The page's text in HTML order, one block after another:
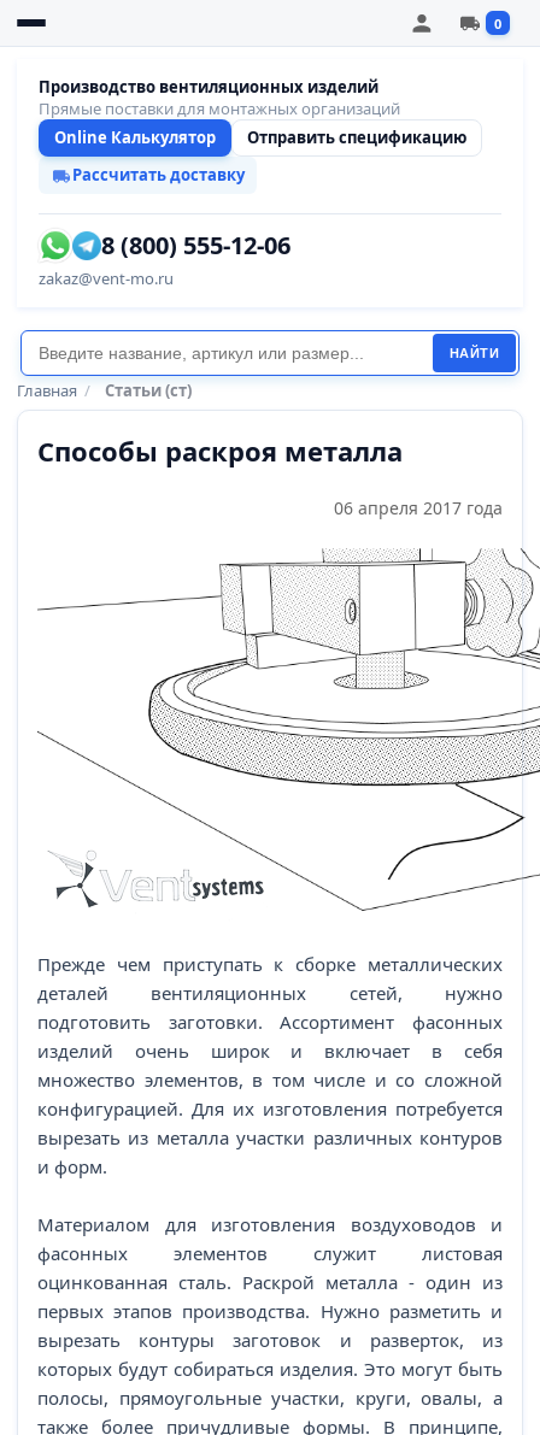
0
Производство вентиляционных изделий
Прямые поставки для монтажных организаций
Online Калькулятор
Отправить спецификацию
Рассчитать доставку
8 (800) 555-12-06
zakaz@vent-mo.ru
НАЙТИ
Главная / Статьи (ст)
Способы раскроя металла
06 апреля 2017 года
Прежде чем приступать к сборке металлических
деталей вентиляционных сетей, нужно
подготовить заготовки. Ассортимент фасонных
изделий очень широк и включает в себя
множество элементов, в том числе и со сложной
конфигурацией. Для их изготовления потребуется
вырезать из металла участки различных контуров
и форм.
Материалом для изготовления воздуховодов и
фасонных элементов служит листовая
оцинкованная сталь. Раскрой металла - один из
первых этапов производства. Нужно разметить и
вырезать контуры заготовок и разверток, из
которых будут собираться изделия. Это могут быть
полосы, прямоугольные участки, круги, овалы, а
также более причудливые формы. В принципе,